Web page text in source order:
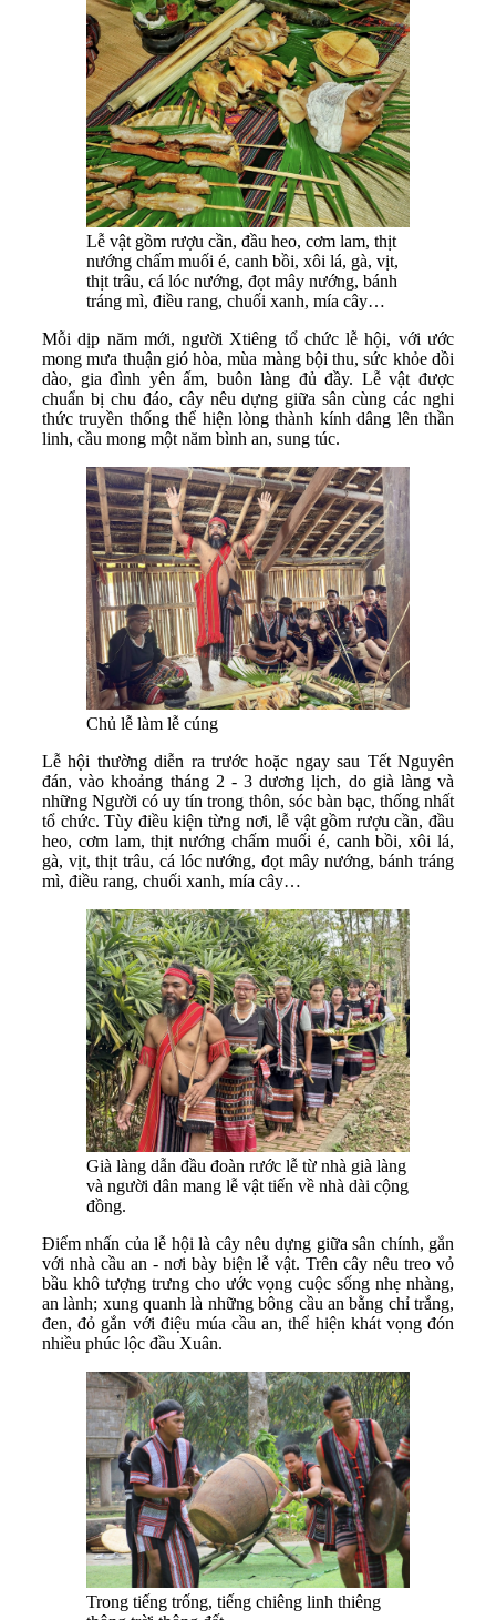
Lễ vật gồm rượu cần, đầu heo, cơm lam, thịt
nướng chấm muối é, canh bồi, xôi lá, gà, vịt,
thịt trâu, cá lóc nướng, đọt mây nướng, bánh
tráng mì, điều rang, chuối xanh, mía cây…
Mỗi dịp năm mới, người Xtiêng tổ chức lễ hội, với ước
mong mưa thuận gió hòa, mùa màng bội thu, sức khỏe dồi
dào, gia đình yên ấm, buôn làng đủ đầy. Lễ vật được
chuẩn bị chu đáo, cây nêu dựng giữa sân cùng các nghi
thức truyền thống thể hiện lòng thành kính dâng lên thần
linh, cầu mong một năm bình an, sung túc.
Chủ lễ làm lễ cúng
Lễ hội thường diễn ra trước hoặc ngay sau Tết Nguyên
đán, vào khoảng tháng 2 - 3 dương lịch, do già làng và
những Người có uy tín trong thôn, sóc bàn bạc, thống nhất
tổ chức. Tùy điều kiện từng nơi, lễ vật gồm rượu cần, đầu
heo, cơm lam, thịt nướng chấm muối é, canh bồi, xôi lá,
gà, vịt, thịt trâu, cá lóc nướng, đọt mây nướng, bánh tráng
mì, điều rang, chuối xanh, mía cây…
Già làng dẫn đầu đoàn rước lễ từ nhà già làng
và người dân mang lễ vật tiến về nhà dài cộng
đồng.
Điểm nhấn của lễ hội là cây nêu dựng giữa sân chính, gắn
với nhà cầu an - nơi bày biện lễ vật. Trên cây nêu treo vỏ
bầu khô tượng trưng cho ước vọng cuộc sống nhẹ nhàng,
an lành; xung quanh là những bông cầu an bằng chỉ trắng,
đen, đỏ gắn với điệu múa cầu an, thể hiện khát vọng đón
nhiều phúc lộc đầu Xuân.
Trong tiếng trống, tiếng chiêng linh thiêng